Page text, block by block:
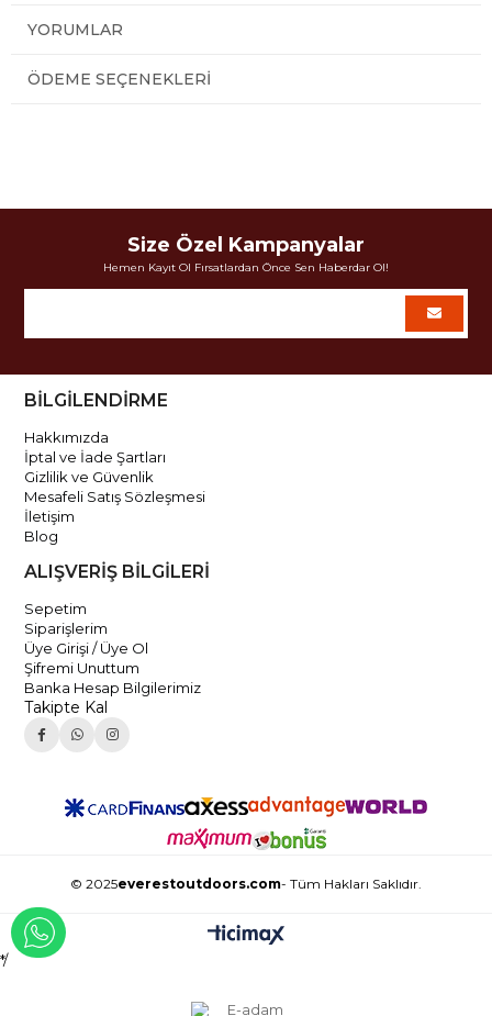
YORUMLAR
ÖDEME SEÇENEKLERI
Size Özel Kampanyalar
Hemen Kayıt Ol Fırsatlardan Önce Sen Haberdar Ol!
BİLGİLENDİRME
Hakkımızda
İptal ve İade Şartları
Gizlilik ve Güvenlik
Mesafeli Satış Sözleşmesi
İletişim
Blog
ALIŞVERİŞ BİLGİLERİ
Sepetim
Siparişlerim
Üye Girişi / Üye Ol
Şifremi Unuttum
Banka Hesap Bilgilerimiz
Takipte Kal
© 2025everestoutdoors.com- Tüm Hakları Saklıdır.
*/
WHATSAPP İLE İLETİŞİME GEÇ